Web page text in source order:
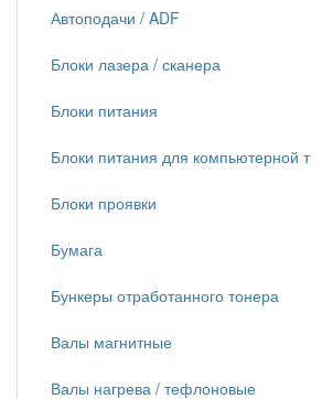
Автоподачи / ADF
Блоки лазера / сканера
Блоки питания
Блоки питания для компьютерной т
Блоки проявки
Бумага
Бункеры отработанного тонера
Валы магнитные
Валы нагрева / тефлоновые